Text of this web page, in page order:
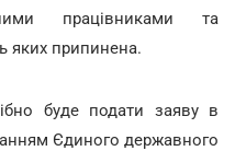
працівниками та
яких припинена.
буде подати заяву в
Єдиного державного